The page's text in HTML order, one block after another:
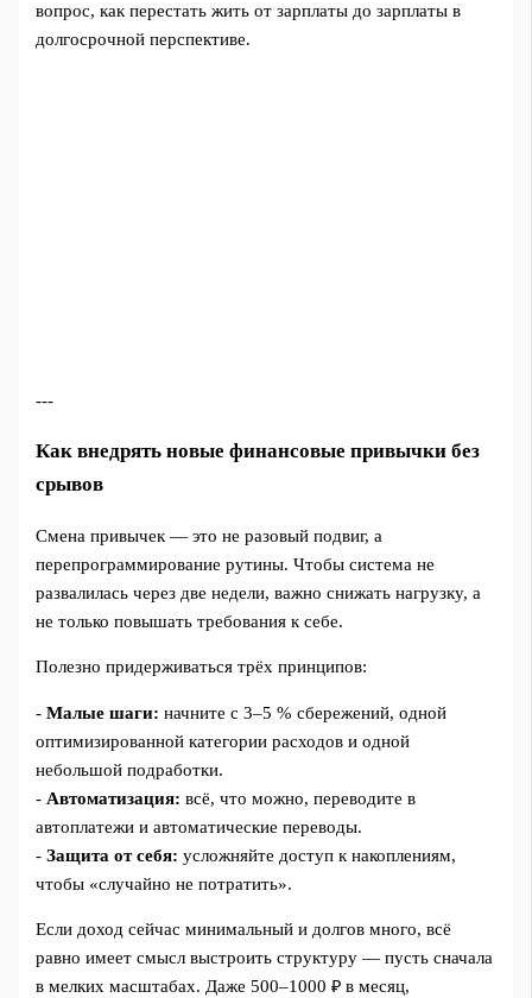
вопрос, как перестать жить от зарплаты до зарплаты в
долгосрочной перспективе.
---
Как внедрять новые финансовые привычки без
срывов
Смена привычек — это не разовый подвиг, а
перепрограммирование рутины. Чтобы система не
развалилась через две недели, важно снижать нагрузку, а
не только повышать требования к себе.
Полезно придерживаться трёх принципов:
-Малые шаги: начните с 3–5 % сбережений, одной
оптимизированной категории расходов и одной
небольшой подработки.
- Автоматизация: всё, что можно, переводите в
автоплатежи и автоматические переводы.
-Защита от себя: усложняйте доступ к накоплениям,
чтобы «случайно не потратить».
Если доход сейчас минимальный и долгов много, всё
равно имеет смысл выстроить структуру — пусть сначала
в мелких масштабах. Даже 500–1000 ₽ в месяц,